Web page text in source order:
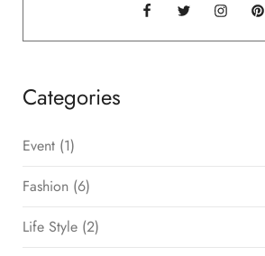
Categories
Event (1)
Fashion (6)
Life Style (2)